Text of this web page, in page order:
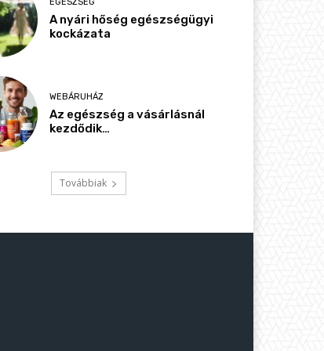
A nyári hőség egészségügyi
kockázata
WEBÁRUHÁZ
Az egészség a vásárlásnál
kezdődik…
Továbbiak